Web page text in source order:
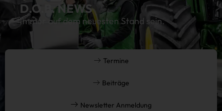
D.O.B. NEWS
Immer auf dem neuesten Stand sein.
Newsletter Anmeldung
Beiträge
Termine